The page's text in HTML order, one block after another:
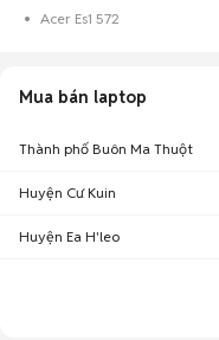
Acer Es1 572
Mua bán laptop
Thành phố Buôn Ma Thuột
Huyện Cư Kuin
Huyện Ea H'leo